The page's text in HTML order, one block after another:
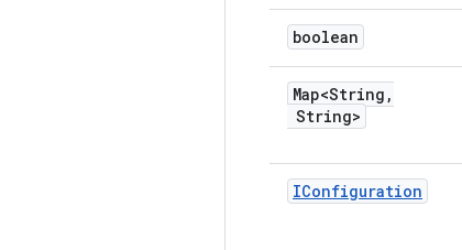
boolean
Map<String ,
String>
IConfiguration